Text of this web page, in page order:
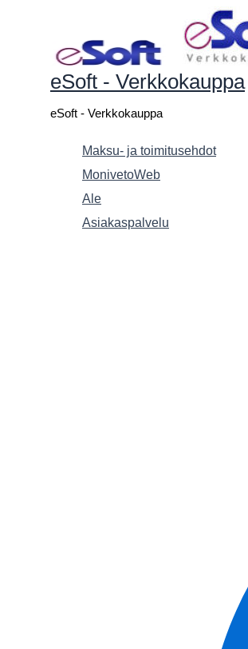
eSoft - Verkkokauppa
eSoft - Verkkokauppa
Maksu- ja toimitusehdot
MonivetoWeb
Ale
Asiakaspalvelu